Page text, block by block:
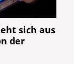
sich aus
der